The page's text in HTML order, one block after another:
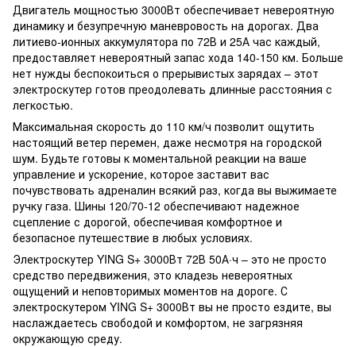
Двигатель мощностью 3000Вт обеспечивает невероятную
динамику и безупречную маневровость на дорогах. Два
литиево-ионных аккумулятора по 72В и 25А час каждый,
предоставляет невероятный запас хода 140-150 км. Больше
нет нужды беспокоиться о прерывистых зарядах – этот
электроскутер готов преодолевать длинные расстояния с
легкостью.
Максимальная скорость до 110 км/ч позволит ощутить
настоящий ветер перемен, даже несмотря на городской
шум. Будьте готовы к моментальной реакции на ваше
управление и ускорение, которое заставит вас
почувствовать адреналин всякий раз, когда вы выжимаете
ручку газа. Шины 120/70-12 обеспечивают надежное
сцепление с дорогой, обеспечивая комфортное и
безопасное путешествие в любых условиях.
Электроскутер YING S+ 3000Вт 72В 50А·ч – это не просто
средство передвижения, это кладезь невероятных
ощущений и неповторимых моментов на дороге. С
электроскутером YING S+ 3000Вт вы не просто ездите, вы
наслаждаетесь свободой и комфортом, не загрязняя
окружающую среду.